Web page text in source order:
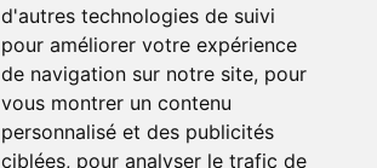
d'autres technologies de suivi
pour améliorer votre expérience
de navigation sur notre site, pour
vous montrer un contenu
personnalisé et des publicités
ciblées, pour analyser le trafic de
Paiement
Simple, rapide et 100% sécurisé